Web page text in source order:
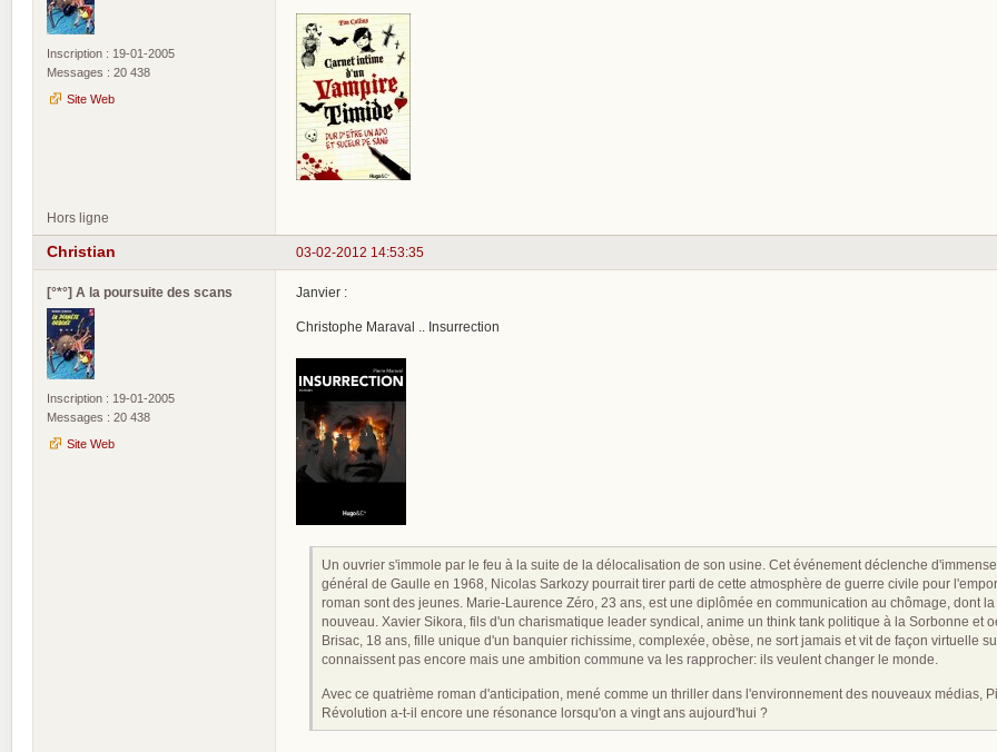
Inscription : 19-01-2005
Messages : 20 438
Site Web
Hors ligne
03-02-2012 14:53:35
Christian
[°*°] A la poursuite des scans
Inscription : 19-01-2005
Messages : 20 438
Site Web
Janvier :
Christophe Maraval .. Insurrection
Un ouvrier s'immole par le feu à la suite de la délocalisation de son usine. Cet événement déclenche
général de Gaulle en 1968, Nicolas Sarkozy pourrait tirer parti de cette atmosphère de guerre civile pour
roman sont des jeunes. Marie-Laurence Zéro, 23 ans, est une diplômée en communication au chômage, dont
nouveau. Xavier Sikora, fils d'un charismatique leader syndical, anime un think tank politique à la Sorbonne et
Brisac, 18 ans, fille unique d'un banquier richissime, complexée, obèse, ne sort jamais et vit de façon virtuelle
connaissent pas encore mais une ambition commune va les rapprocher: ils veulent changer le monde.
Avec ce quatrième roman d'anticipation, mené comme un thriller dans l'environnement des nouveaux médias,
Révolution a-t-il encore une résonance lorsqu'on a vingt ans aujourd'hui ?